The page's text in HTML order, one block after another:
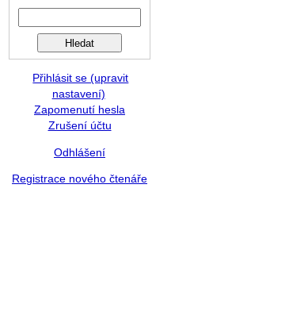
Přihlásit se (upravit
nastavení)
Zapomenutí hesla
Zrušení účtu
Odhlášení
Registrace nového čtenáře